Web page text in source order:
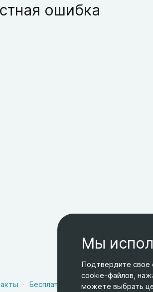
ошибка
Бесплатная доставка
Оферта
Мы
Подтвердите свое
cookie-файлов,
можете выбрать